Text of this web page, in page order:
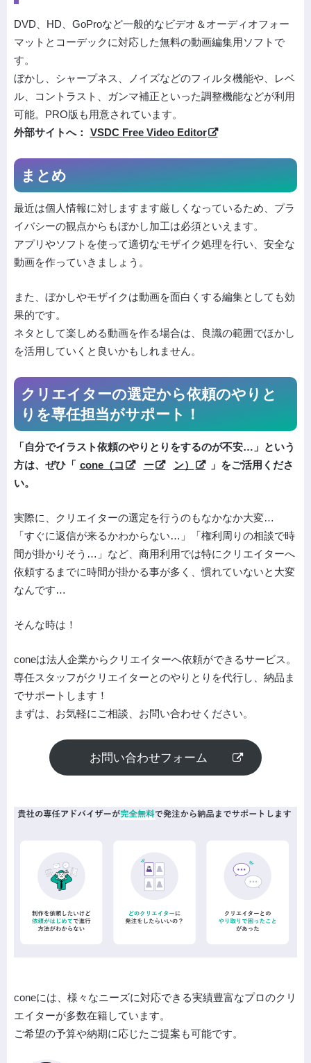
DVD、HD、GoProなど一般的なビデオ＆オーディオフォー
マットとコーデックに対応した無料の動画編集用ソフトで
す。
ぼかし、シャープネス、ノイズなどのフィルタ機能や、レベ
ル、コントラスト、ガンマ補正といった調整機能などが利用
可能。PRO版も用意されています。
外部サイトへ：
VSDC Free Video Editor
まとめ
最近は個人情報に対しますます厳しくなっているため、プラ
イバシーの観点からもぼかし加工は必須といえます。
アプリやソフトを使って適切なモザイク処理を行い、安全な
動画を作っていきましょう。
また、ぼかしやモザイクは動画を面白くする編集としても効
果的です。
ネタとして楽しめる動画を作る場合は、良識の範囲でほかし
を活用していくと良いかもしれません。
クリエイターの選定から依頼のやりと
りを専任担当がサポート！
「自分でイラスト依頼のやりとりをするのが不安…」という
方は、ぜひ「 cone（コ ー ン）
」をご活用くださ
い。
実際に、クリエイターの選定を行うのもなかなか大変…
「すぐに返信が来るかわからない…」「権利周りの相談で時
間が掛かりそう…」など、商用利用では特にクリエイターへ
依頼するまでに時間が掛かる事が多く、慣れていないと大変
なんです…
そんな時は！
coneは法人企業からクリエイターへ依頼ができるサービス。
専任スタッフがクリエイターとのやりとりを代行し、納品ま
でサポートします！
まずは、お気軽にご相談、お問い合わせください。
お問い合わせフォーム
coneには、様々なニーズに対応できる実績豊富なプロのクリ
エイターが多数在籍しています。
ご希望の予算や納期に応じたご提案も可能です。